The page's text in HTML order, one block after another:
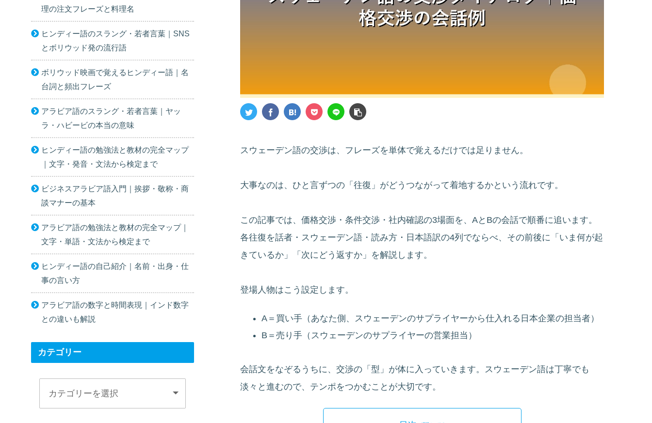
スウェーデン語の交渉は、フレーズを単体で覚えるだけでは足りません。
大事なのは、ひと言ずつの「往復」がどうつながって着地するかという流れです。
この記事では、価格交渉・条件交渉・社内確認の3場面を、AとBの会話で順番に追います。
各往復を話者・スウェーデン語・読み方・日本語訳の4列でならべ、その前後に「いま何が起
きているか」「次にどう返すか」を解説します。
登場人物はこう設定します。
A＝買い手（あなた側、スウェーデンのサプライヤーから仕入れる日本企業の担当者）
B＝売り手（スウェーデンのサプライヤーの営業担当）
会話文をなぞるうちに、交渉の「型」が体に入っていきます。スウェーデン語は丁寧でも
淡々と進むので、テンポをつかむことが大切です。
理の注文フレーズと料理名
ヒンディー語のスラング・若者言葉｜SNS
とボリウッド発の流行語
ボリウッド映画で覚えるヒンディー語｜名
台詞と頻出フレーズ
アラビア語のスラング・若者言葉｜ヤッ
ラ・ハビービの本当の意味
ヒンディー語の勉強法と教材の完全マップ
｜文字・発音・文法から検定まで
ビジネスアラビア語入門｜挨拶・敬称・商
談マナーの基本
アラビア語の勉強法と教材の完全マップ｜
文字・単語・文法から検定まで
ヒンディー語の自己紹介｜名前・出身・仕
事の言い方
アラビア語の数字と時間表現｜インド数字
との違いも解説
カテゴリー